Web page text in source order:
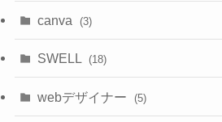
canva (3)
SWELL (18)
webデザイナー (5)